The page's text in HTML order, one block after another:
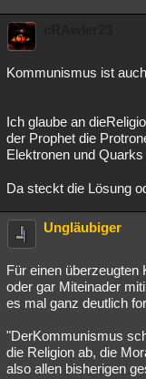
Kommunismus ist
Ich glaube an
der Prophet die
Elektronen und Quarks
Da steckt die Lösung
Ungläubiger
Für einen überzeugten
oder gar Miteinader
es mal ganz deutlich
"DerKommunismus
die Religion ab, die
also allen bisherigen